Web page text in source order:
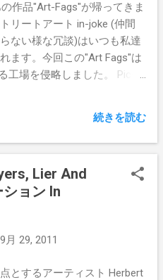
して私達StreetArtNewsの
ジ（ こちら ）にコメントを
選にエントリーされます。
日に行います。エントリー
０月４日（11:59pm BST）
作品"Art-Fags"が帰ってきま
リートアート in-joke (仲間
ない様な冗談)はいつも私達
ます。今回この"Art Fags"は
工場を侵略しました。 Pics
続きを読む
Lier And
ョン In
9月 29, 2011
とするアーティスト Herbert